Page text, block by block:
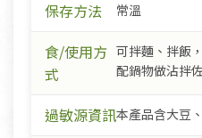
保存方法 常溫
食/使用方
式
可拌麵、拌飯
配鍋物做沾拌
過敏源資訊本產品含大豆